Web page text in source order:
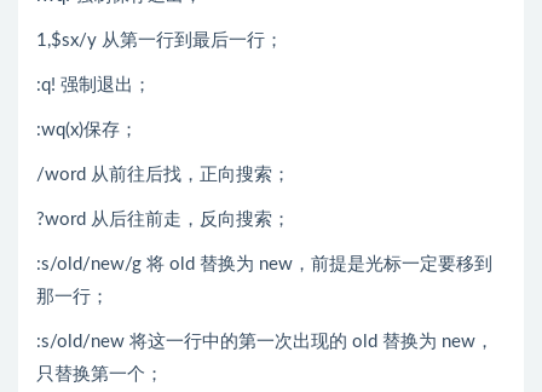
1,$sx/y 从第一行到最后一行；
:q! 强制退出；
:wq(x)保存；
/word 从前往后找，正向搜索；
?word 从后往前走，反向搜索；
:s/old/new/g 将 old 替换为 new，前提是光标一定要移到
那一行；
:s/old/new 将这一行中的第一次出现的 old 替换为 new，
只替换第一个；